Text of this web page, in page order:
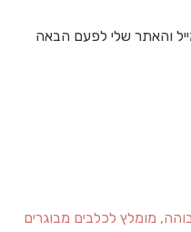
והאתר שלי לפעם הבאה